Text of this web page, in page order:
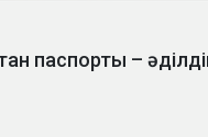
паспорты –